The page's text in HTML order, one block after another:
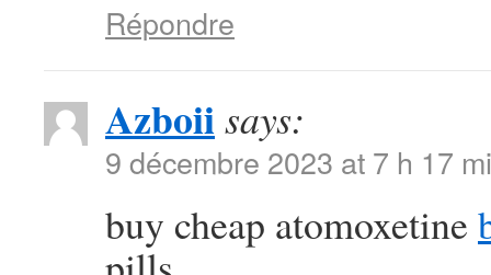
Répondre
Azboiisays:
9 décembre 2023 at 7 h 17
buy cheap atomoxetine